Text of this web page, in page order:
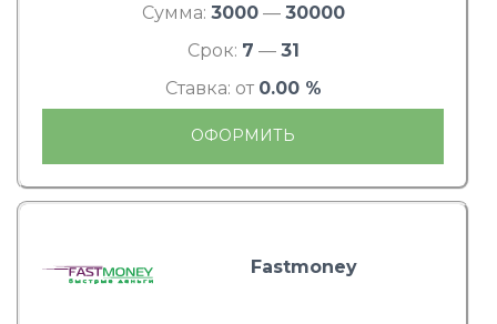
Сумма: 3000— 30000
Срок: 7 — 31
Ставка: от 0.00 %
ОФОРМИТЬ
Fastmoney